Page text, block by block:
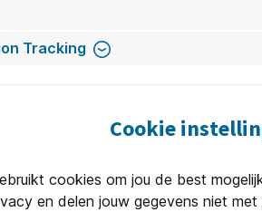
Tracking
Cookie
cookies om jou de best
en delen jouw gegevens niet